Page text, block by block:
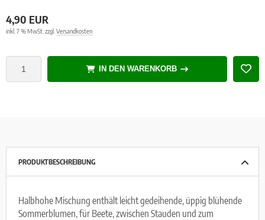
4,90 EUR
inkl. 7 % MwSt. zzgl. Versandkosten
IN DEN WARENKORB
PRODUKTBESCHREIBUNG
Halbhohe Mischung enthält leicht gedeihende, üppig blühende
Sommerblumen, für Beete, zwischen Stauden und zum
und Zwiebeln